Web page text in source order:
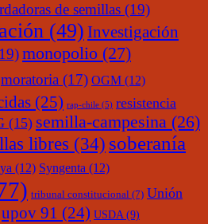
de semillas (19)
(49) Investigación
monopolio (27)
moratoria (17) OGM (12)
(25) rap-chile (5) resistencia
(15) semilla-campesina (26)
libres (34) soberanía
(12) Syngenta (12)
tribunal constitucional (7) Unión
upov 91 (24) USDA (9)